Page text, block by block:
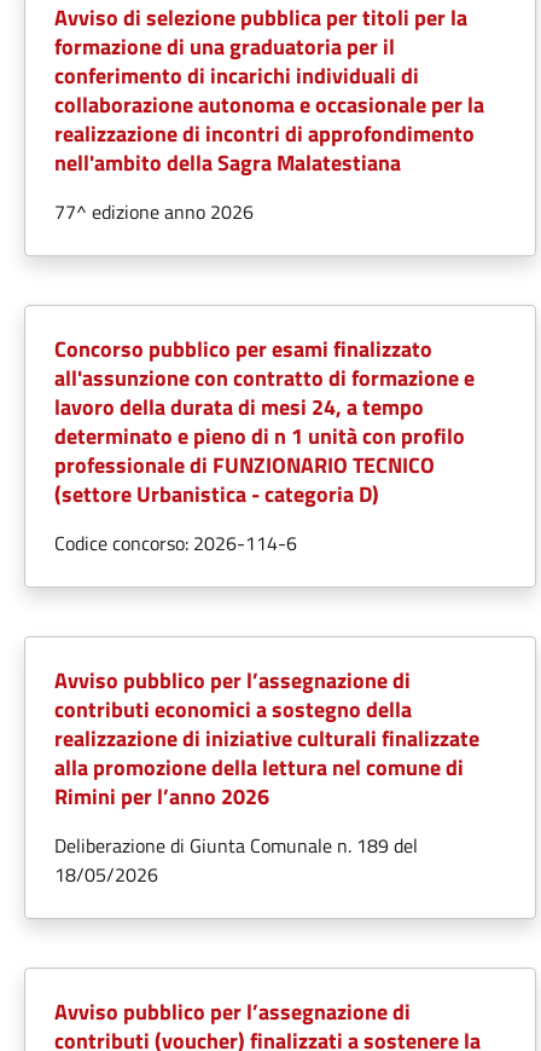
Avviso di selezione pubblica per titoli per la
formazione di una graduatoria per il
conferimento di incarichi individuali di
collaborazione autonoma e occasionale per la
realizzazione di incontri di approfondimento
nell'ambito della Sagra Malatestiana
77^ edizione anno 2026
Concorso pubblico per esami finalizzato
all'assunzione con contratto di formazione e
lavoro della durata di mesi 24, a tempo
determinato e pieno di n 1 unità con profilo
professionale di FUNZIONARIO TECNICO
(settore Urbanistica - categoria D)
Codice concorso: 2026-114-6
Avviso pubblico per l’assegnazione di
contributi economici a sostegno della
realizzazione di iniziative culturali finalizzate
alla promozione della lettura nel comune di
Rimini per l’anno 2026
Deliberazione di Giunta Comunale n. 189 del
18/05/2026
Avviso pubblico per l’assegnazione di
contributi (voucher) finalizzati a sostenere la